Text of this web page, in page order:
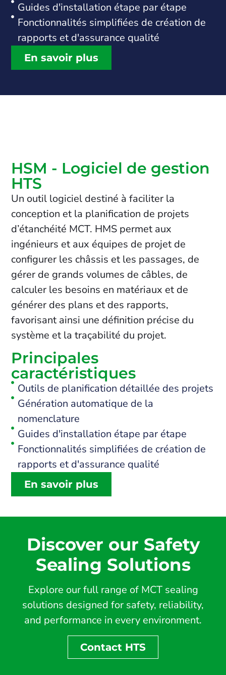
Guides d'installation étape par étape
Fonctionnalités simplifiées de création de
rapports et d'assurance qualité
En savoir plus
HSM - Logiciel de gestion
HTS
Un outil logiciel destiné à faciliter la
conception et la planification de projets
d’étanchéité MCT. HMS permet aux
ingénieurs et aux équipes de projet de
configurer les châssis et les passages, de
gérer de grands volumes de câbles, de
calculer les besoins en matériaux et de
générer des plans et des rapports,
favorisant ainsi une définition précise du
système et la traçabilité du projet.
Principales
caractéristiques
Outils de planification détaillée des projets
Génération automatique de la
nomenclature
Guides d'installation étape par étape
Fonctionnalités simplifiées de création de
rapports et d'assurance qualité
En savoir plus
Discover our Safety
Sealing Solutions
Explore our full range of MCT sealing
solutions designed for safety, reliability,
and performance in every environment.
Contact HTS